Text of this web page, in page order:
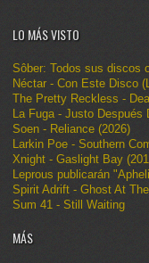
LO MÁS VISTO
Sôber: Todos sus discos
Néctar - Con Este Disco
The Pretty Reckless -
La Fuga - Justo
Soen - Reliance (2026)
Larkin Poe - Southern
Xnight - Gaslight Bay
Leprous publicarán
Spirit Adrift - Ghost At
Sum 41 - Still Waiting
MÁS